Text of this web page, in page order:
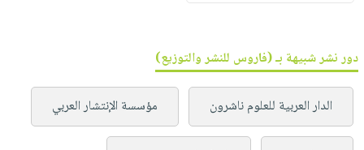
دور نشر شبيهة بـ (فاروس للنشر والتوزيع)
الدار العربية للعلوم ناشرون مؤسسة الإنتشار العربي